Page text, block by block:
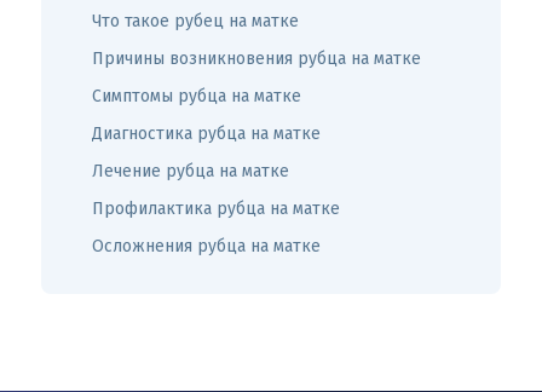
Что такое рубец на матке
Причины возникновения рубца на матке
Симптомы рубца на матке
Диагностика рубца на матке
Лечение рубца на матке
Профилактика рубца на матке
Осложнения рубца на матке